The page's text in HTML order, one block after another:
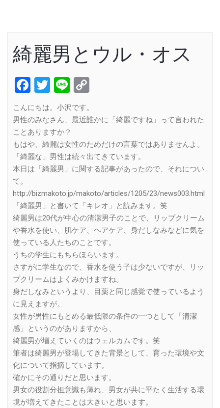
綺麗男とウル・オス
Facebook
Twitter
Line
こんにちは。小沢です。
男性のみなさん、最近誰かに「綺麗ですね」って言われた
ことありますか？
もはや、綺麗は女性のためだけの言葉ではありませんよ。
「綺麗な」男性は続々出てきています。
本日は「綺麗男」に関する記事があったので、それについ
て。
http://bizmakoto.jp/makoto/articles/1205/23/news003.html
「綺麗男」と書いて「キレオ」と読みます。笑
綺麗男は20代が中心の清潔男子のことで、リップクリーム
や香水を使い、肌ケア、ヘアケア、身だしなみなどに気を
使っている人たちのことです。
うちの学生にもちらほらいます。
さすがに学生なので、香水を使う子は少ないですが、リッ
プクリームはよくみかけますね。
身だしなみというより、目薬と同じ感覚で使っているよう
に見えますが。
女性が男性にもとめる最低限の条件の一つとして「清潔
感」というのがありますから、
綺麗男が増えていくのはウェルカムです。笑
筆者は綺麗男が登場してきた背景として、育った環境や文
化について指摘しています。
確かにその通りだと思います。
男女の役割分担意識も薄れ、男女が共に平たく生活する環
境が増えてきたことは大きいと思います。